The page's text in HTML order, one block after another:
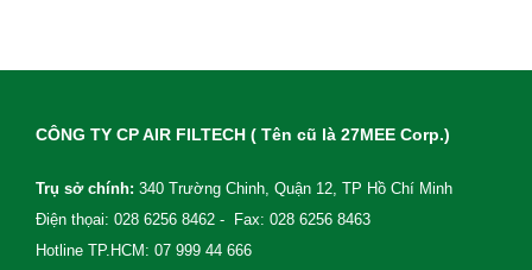
CÔNG TY CP AIR FILTECH ( Tên cũ là 27MEE Corp.)
Trụ sở chính: 340 Trường Chinh, Quận 12, TP Hồ Chí Minh
Điện thọai: 028 6256 8462 - Fax: 028 6256 8463
Hotline TP.HCM: 07 999 44 666